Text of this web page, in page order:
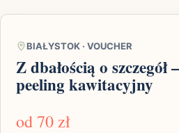
BIAŁYSTOK · VOUCHER
Z dbałością o szczegół
peeling kawitacyjny
od70 zł